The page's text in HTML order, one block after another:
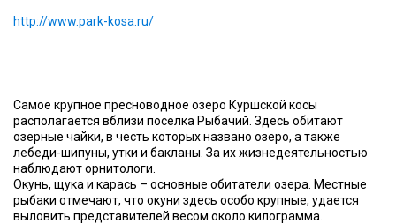
http://www.park-kosa.ru/
Самое крупное пресноводное озеро Куршской косы
располагается вблизи поселка Рыбачий. Здесь обитают
озерные чайки, в честь которых названо озеро, а также
лебеди-шипуны, утки и бакланы. За их жизнедеятельностью
наблюдают орнитологи.
Окунь, щука и карась – основные обитатели озера. Местные
рыбаки отмечают, что окуни здесь особо крупные, удается
выловить представителей весом около килограмма.